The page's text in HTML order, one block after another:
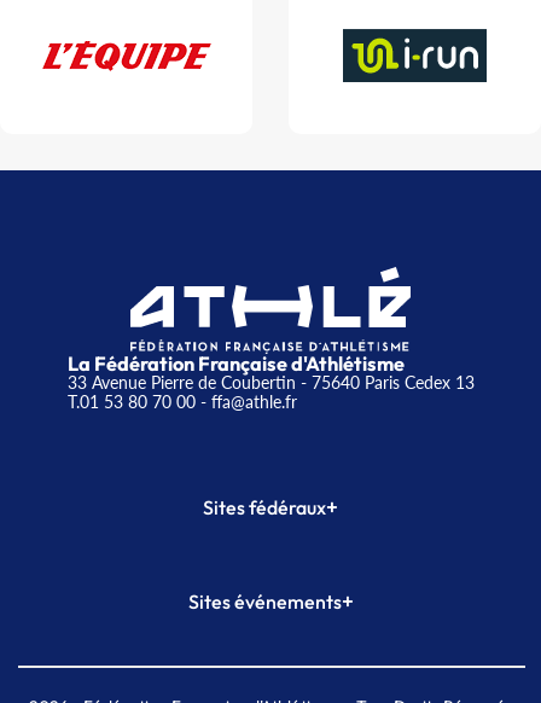
La Fédération Française d'Athlétisme
33 Avenue Pierre de Coubertin - 75640 Paris Cedex 13
T.01 53 80 70 00- ffa@athle.fr
Sites fédéraux+
Plateforme Formation
Sites événements+
Meeting de Paris indoor